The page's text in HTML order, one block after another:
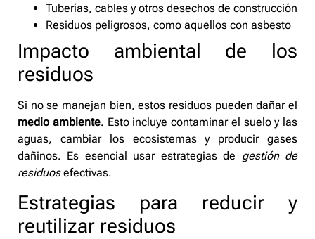
Tuberías, cables y otros desechos de construcción
Residuos peligrosos, como aquellos con asbesto
Impacto ambiental de los
residuos
Si no se manejan bien, estos residuos pueden dañar el
medio ambiente. Esto incluye contaminar el suelo y las
aguas, cambiar los ecosistemas y producir gases
dañinos. Es esencial usar estrategias de gestión de
residuosefectivas.
Estrategias para reducir y
reutilizar residuos